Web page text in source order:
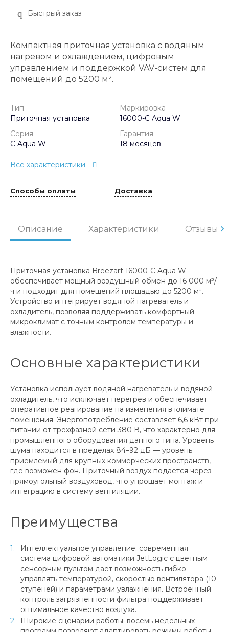
Быстрый заказ
Компактная приточная установка с водяным
нагревом и охлаждением, цифровым
управлением и поддержкой VAV-систем для
помещений до 5200 м².
Тип
Приточная установка
Маркировка
16000-C Aqua W
Серия
C Aqua W
Гарантия
18 месяцев
Все характеристики
Способы оплаты Доставка
Описание Характеристики Отзывы
Приточная установка Breezart 16000-C Aqua W
обеспечивает мощный воздушный обмен до 16 000 м³/
ч и подходит для помещений площадью до 5200 м².
Устройство интегрирует водяной нагреватель и
охладитель, позволяя поддерживать комфортный
микроклимат с точным контролем температуры и
влажности.
Основные характеристики
Установка использует водяной нагреватель и водяной
охладитель, что исключает перегрев и обеспечивает
оперативное реагирование на изменения в климате
помещения. Энергопотребление составляет 6,6 кВт при
питании от трехфазной сети 380 В, что характерно для
промышленного оборудования данного типа. Уровень
шума находится в пределах 84–92 дБ — уровень
приемлемый для крупных коммерческих пространств,
где возможен фон. Приточный воздух подается через
прямоугольный воздуховод, что упрощает монтаж и
интеграцию в систему вентиляции.
Преимущества
Интеллектуальное управление: современная
система цифровой автоматики JetLogic с цветным
сенсорным пультом дает возможность гибко
управлять температурой, скоростью вентилятора (10
ступеней) и параметрами увлажнения. Встроенный
контроль загрязненности фильтра поддерживает
оптимальное качество воздуха.
Широкие сценарии работы: восемь недельных